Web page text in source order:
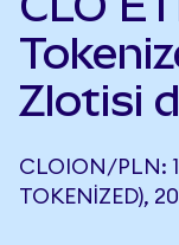
Zlotisi
CLOION/PLN:
TOKENIZED),